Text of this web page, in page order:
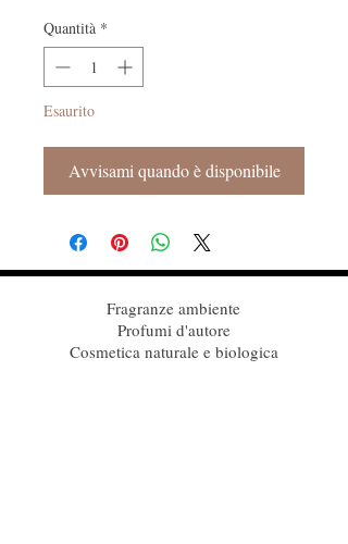
Quantità *
Esaurito
Avvisami quando è disponibile
Fragranze ambiente
Profumi d'autore
Cosmetica naturale e biologica